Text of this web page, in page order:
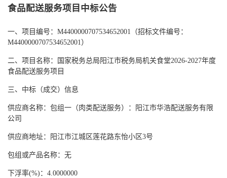
食品配送服务项目中标公告
一、项目编号： M4400000707534652001（招标文件编号：
M4400000707534652001）
二、项目名称：国家税务总局阳江市税务局机关食堂2026-2027年度
食品配送服务项目
三、中标（成交）信息
供应商名称：包组一（肉类配送服务）：阳江市华浩配送服务有限
公司
供应商地址：阳江市江城区莲花路东怡小区3号
包组或产品名称：无
下浮率(%)：4.0000000